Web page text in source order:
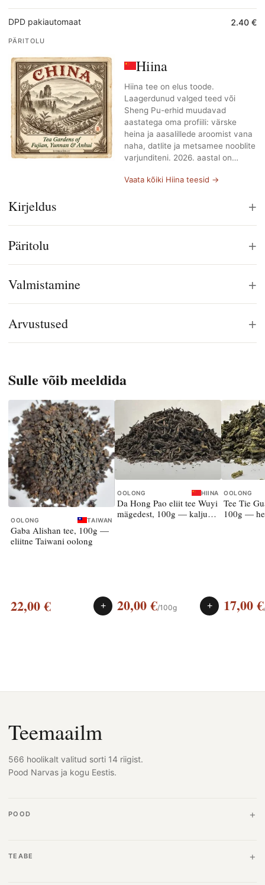
PÄRITOLU
Hiina
Hiina tee on elus toode.
Laagerdunud valged teed või
Sheng Pu-erhid muudavad
aastatega oma profiili: värske
heina ja aasalillede aroomist vana
naha, datlite ja metsamee nooblite
varjunditeni. 2026. aastal on…
Vaata kõiki Hiina teesid →
Kirjeldus +
Päritolu +
Valmistamine +
Arvustused +
DPD pakiautomaat 2.40 €
Sulle võib meeldida
OOLONG TAIWAN
Gaba Alishan tee, 100g —
eliitne Taiwani oolong
22,00€ +
OOLONG HIINA
Da Hong Pao eliit tee Wuyi
mägedest, 100g — kalju-
20,00€/100g +
OOLONG
Tee Tie
100g —
17,00€
Teemaailm
566 hoolikalt valitud sorti 14 riigist.
Pood Narvas ja kogu Eestis.
POOD
TEABE